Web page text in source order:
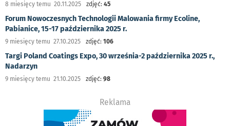
8 miesięcy temu 20.11.2025 zdjęć: 45
Forum Nowoczesnych Technologii Malowania firmy Ecoline,
Pabianice, 15-17 października 2025 r.
9 miesięcy temu 27.10.2025 zdjęć: 106
Targi Poland Coatings Expo, 30 września-2 października 2025 r.,
Nadarzyn
9 miesięcy temu 21.10.2025 zdjęć: 98
Reklama